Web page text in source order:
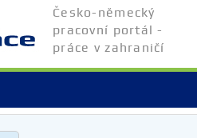
Česko-německý
pracovní portál -
práce v zahraničí